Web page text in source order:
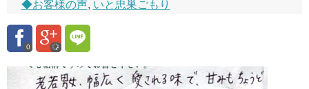
◆お客様の声, いと忠巣ごもり
0